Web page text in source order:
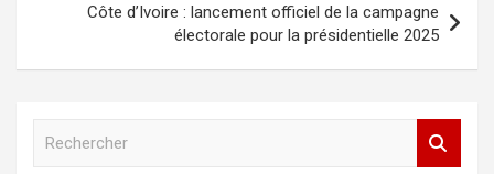
Côte d’Ivoire : lancement officiel de la campagne
électorale pour la présidentielle 2025